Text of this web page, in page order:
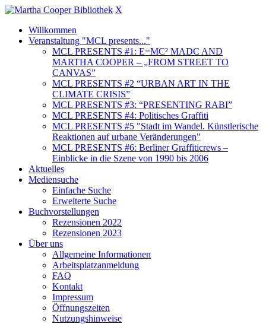
X
Willkommen
Veranstaltung "MCL presents..."
MCL PRESENTS #1: E=MC² MADC AND
MARTHA COOPER – „FROM STREET TO
CANVAS”
MCL PRESENTS #2 “URBAN ART IN THE
CLIMATE CRISIS”
MCL PRESENTS #3: “PRESENTING RABI”
MCL PRESENTS #4: Politisches Graffiti
MCL PRESENTS #5 "Stadt im Wandel. Künstlerische
Reaktionen auf urbane Veränderungen"
MCL PRESENTS #6: Berliner Graffiticrews –
Einblicke in die Szene von 1990 bis 2006
Aktuelles
Mediensuche
Einfache Suche
Erweiterte Suche
Buchvorstellungen
Rezensionen 2022
Rezensionen 2023
Über uns
Allgemeine Informationen
Arbeitsplatzanmeldung
FAQ
Kontakt
Impressum
Öffnungszeiten
Nutzungshinweise